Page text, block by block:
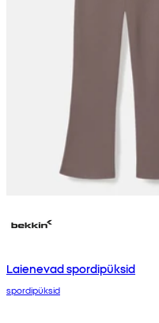
Laienevad spordipüksid
spordipüksid